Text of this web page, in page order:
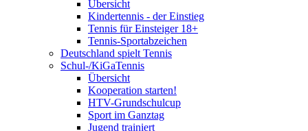
Übersicht
Kindertennis - der Einstieg
Tennis für Einsteiger 18+
Tennis-Sportabzeichen
Deutschland spielt Tennis
Schul-/KiGaTennis
Übersicht
Kooperation starten!
HTV-Grundschulcup
Sport im Ganztag
Jugend trainiert